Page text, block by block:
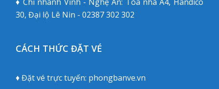
30, Đại lộ Lê Nin - 02387 302 302
CÁCH THỨC ĐẶT VÉ
♦ Đặt vé trực tuyến: phongbanve.vn